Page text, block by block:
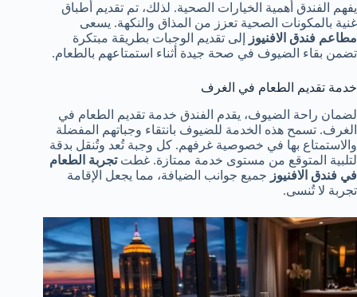
يفهم الفندق أهمية الخيارات الصحية. لذلك، تم تقديم أطباق
غنية بالمكونات الصحية تعزز من المذاق والنكهة. يسعى
مطاعم فندق الافنيوز
إلى تقديم الوجبات بطريقة مبتكرة
تضمن بقاء الضيوف في صحة جيدة أثناء استمتاعهم بالطعام.
خدمة تقديم الطعام في الغرف
لضمان راحة الضيوف، يقدم الفندق خدمة تقديم الطعام في
الغرف. تسمح هذه الخدمة للضيوف بانتقاء وجباتهم المفضلة
والاستمتاع بها في خصوصية غرفهم. كل وجبة تُعد وتُنقل بدقة
لتلبية المتوقع من مستوى خدمة ممتازة. غطتتجربة الطعام
في فندق الافنيوز جميع جوانب الضيافة، مما يجعل الإقامة
تجربة لا تُنسى.